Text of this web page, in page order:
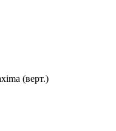
(верт.)